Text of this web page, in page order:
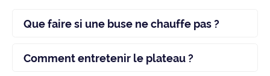
Que faire si une buse ne chauffe pas ?
Comment entretenir le plateau ?